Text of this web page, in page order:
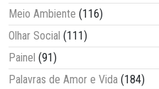
Meio Ambiente (116)
Olhar Social (111)
Painel (91)
Palavras de Amor e Vida (184)